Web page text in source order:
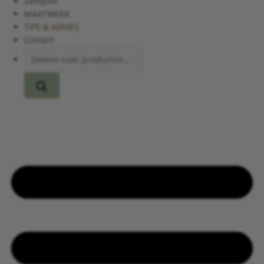
MAATWERK
TIPS & ADVIES
Contact